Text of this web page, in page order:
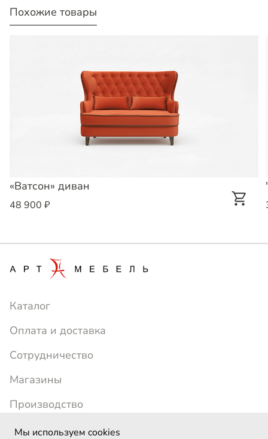
Похожие товары
«Ватсон» диван
48 900 ₽
Каталог
Оплата и доставка
Сотрудничество
Магазины
Производство
artmebel1996@yandex.ru
Мы используем cookies